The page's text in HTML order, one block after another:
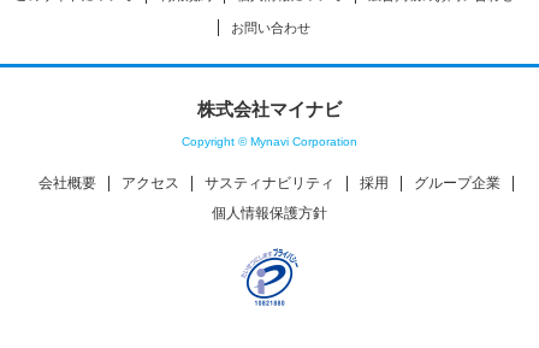
お問い合わせ
株式会社マイナビ
Copyright © Mynavi Corporation
会社概要 アクセス サスティナビリティ 採用
グループ企業
個人情報保護方針